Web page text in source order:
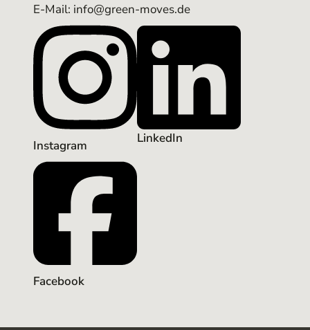
E-Mail: info@green-moves.de
Instagram LinkedIn
Facebook